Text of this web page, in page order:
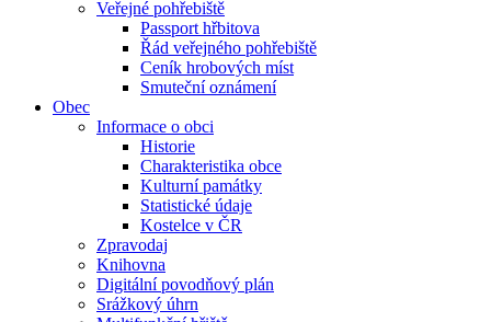
Veřejné pohřebiště
Passport hřbitova
Řád veřejného pohřebiště
Ceník hrobových míst
Smuteční oznámení
Obec
Informace o obci
Historie
Charakteristika obce
Kulturní památky
Statistické údaje
Kostelce v ČR
Zpravodaj
Knihovna
Digitální povodňový plán
Srážkový úhrn